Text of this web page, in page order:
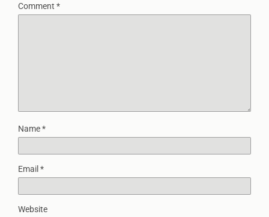
Comment *
Name*
Email *
Website